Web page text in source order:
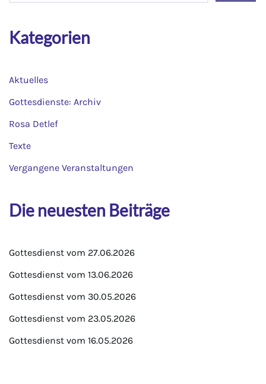
Kategorien
Aktuelles
Gottesdienste: Archiv
Rosa Detlef
Texte
Vergangene Veranstaltungen
Die neuesten Beiträge
Gottesdienst vom 27.06.2026
Gottesdienst vom 13.06.2026
Gottesdienst vom 30.05.2026
Gottesdienst vom 23.05.2026
Gottesdienst vom 16.05.2026